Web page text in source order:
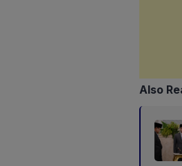
Also